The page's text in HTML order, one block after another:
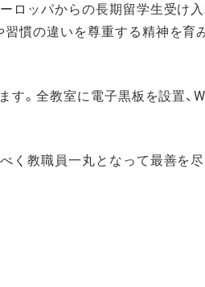
ロッパからの長期留学生受け
慣の違いを尊重する精神を
。全教室に電子黒板を設置
く教職員一丸となって最善を